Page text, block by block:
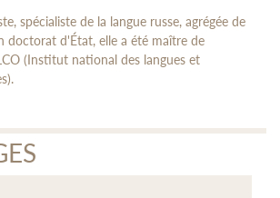
spécialiste de la langue russe, agrégée de
doctorat d'État, elle a été maître de
(Institut national des langues et